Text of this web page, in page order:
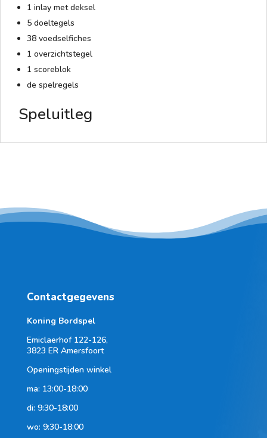
1 inlay met deksel
5 doeltegels
38 voedselfiches
1 overzichtstegel
1 scoreblok
de spelregels
Speluitleg
Contactgegevens
Koning Bordspel
Emiclaerhof 122-126,
3823 ER Amersfoort
Openingstijden winkel
ma: 13:00-18:00
di: 9:30-18:00
wo: 9:30-18:00